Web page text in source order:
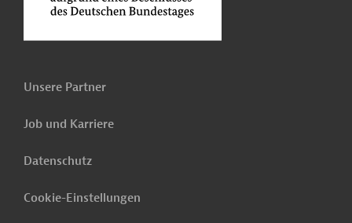
Unsere Partner
Job und Karriere
Datenschutz
Cookie-Einstellungen